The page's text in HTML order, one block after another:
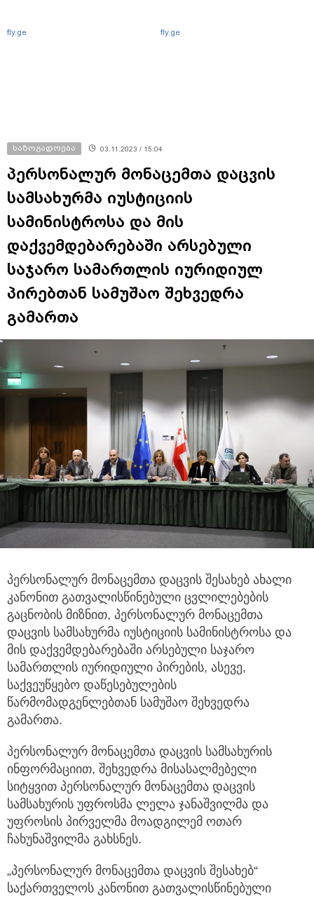
fly.ge fly.ge
საზოგადოება 03.11.2023 / 15:04
პერსონალურ მონაცემთა დაცვის
სამსახურმა იუსტიციის
სამინისტროსა და მის
დაქვემდებარებაში არსებული
საჯარო სამართლის იურიდიულ
პირებთან სამუშაო შეხვედრა
გამართა
პერსონალურ მონაცემთა დაცვის შესახებ ახალი
კანონით გათვალისწინებული ცვლილებების
გაცნობის მიზნით, პერსონალურ მონაცემთა
დაცვის სამსახურმა იუსტიციის სამინისტროსა და
მის დაქვემდებარებაში არსებული საჯარო
სამართლის იურიდიული პირების, ასევე,
საქვეუწყებო დაწესებულების
წარმომადგენლებთან სამუშაო შეხვედრა
გამართა.
პერსონალურ მონაცემთა დაცვის სამსახურის
ინფორმაციით, შეხვედრა მისასალმებელი
სიტყვით პერსონალურ მონაცემთა დაცვის
სამსახურის უფროსმა ლელა ჯანაშვილმა და
უფროსის პირველმა მოადგილემ ოთარ
ჩახუნაშვილმა გახსნეს.
„პერსონალურ მონაცემთა დაცვის შესახებ“
საქართველოს კანონით გათვალისწინებული